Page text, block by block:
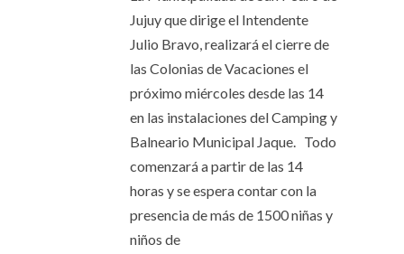
Jujuy que dirige el Intendente
Julio Bravo, realizará el cierre de
las Colonias de Vacaciones el
próximo miércoles desde las 14
en las instalaciones del Camping y
Balneario Municipal Jaque. Todo
comenzará a partir de las 14
horas y se espera contar con la
presencia de más de 1500 niñas y
niños de